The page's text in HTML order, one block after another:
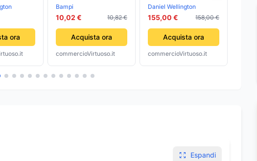
ora
Bampi
10,02 € 10,82 €
Acquista ora
commercioVirtuoso.it
DW00590015
Daniel Wellington
155,00 € 158,00 €
Acquista ora
commercioVirtuoso.it
Espandi